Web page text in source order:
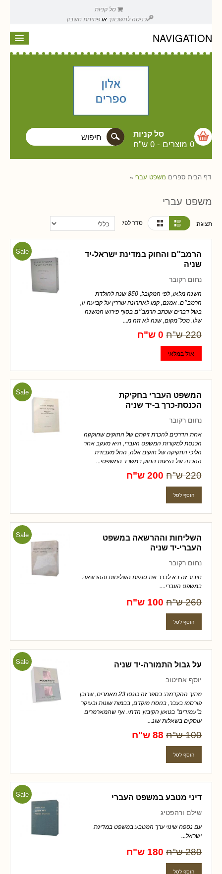
סל קניות
כניסה לחשבונך אופתיחת חשבון
NAVIGATION
סל קניות
0 מוצרים - 0 ש"ח
דף הבית ספרים » משפט עברי
משפט עברי
סדר לפי: תצוגה:
Sale
הרמב"ם והחוק במדינת ישראל-יד
שניה
נחום רקובר
השנה מלאו, לפי המקובל, 850 שנה להולדת
הרמב״ם. אמנם, קמו לאחרונה עוררין על קביעה זו,
בשל דברים שכתב הרמב״ם בסוף פירוש המשנה
שלו. מכל־מקום, שנה לא זזה מ...
220 ש"ח 0 ש"ח
Sale
המשפט העברי בחקיקת
הכנסת-כרך ב-יד שניה
נחום רקובר
אחת הדרכים להכרת זיקתם של החוקים שחוקקה
הכנסת למקורות המשפט העברי, היא מעקב אחר
הליכי החקיקה של חוקים אלה, החל מעבודת
ההכנה של הצעות החוק במשרד המשפטי...
220 ש"ח 200 ש"ח
Sale
השליחות וההרשאה במשפט
העברי-יד שניה
נחום רקובר
חיבור זה בא לברר את סוגיות השליחות וההרשאה
במשפט העברי....
260 ש"ח 100 ש"ח
Sale על גבול התמורה-יד שניה
יוסף אחיטוב
מתוך ההקדמה: בספר זה כונסו 23 מאמרים, שרובן
פורסמו בעבר, בנוסח מוקדם, בבמות שונות ובעיקר
ב"עמודים" בטאון הקיבוץ הדתי. אף שהמארמרים
עוסקים בשאלות שונ...
100 ש"ח 88 ש"ח
Sale דיני מטבע במשפט העברי
שילם ורהפטיג
עם נספח שינוי ערך המטבע במשפט במדינת
ישראל...
280 ש"ח 180 ש"ח